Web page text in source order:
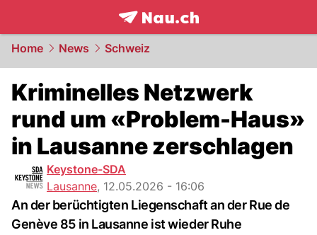
frontpage.NAU.ch
Home News Schweiz
Kriminelles Netzwerk
rund um «Problem-Haus»
in Lausanne zerschlagen
Keystone-SDA
Lausanne, 12.05.2026 - 16:06
An der berüchtigten Liegenschaft an der Rue de
Genève 85 in Lausanne ist wieder Ruhe